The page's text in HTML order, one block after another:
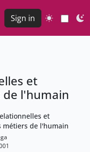
Sign in
et
l'humain
et
métiers de l'humain